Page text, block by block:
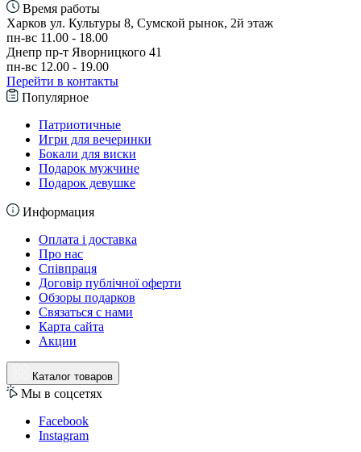
Время работы
Харков ул. Культуры 8, Сумской рынок, 2й этаж
пн-вс 11.00 - 18.00
Днепр пр-т Яворницкого 41
пн-вс 12.00 - 19.00
Перейти в контакты
Популярное
Патриотичные
Игри для вечеринки
Бокали для виски
Подарок мужчине
Подарок девушке
Информация
Оплата і доставка
Про нас
Співпраця
Договір публічної оферти
Обзоры подарков
Связаться с нами
Карта сайта
Акции
Каталог товаров
Мы в соцсетях
Facebook
Instagram